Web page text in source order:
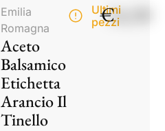
Emilia
Romagna
Aceto
Balsamico
Etichetta
Arancio Il
Tinello
Ultimi
pezzi
€14,50